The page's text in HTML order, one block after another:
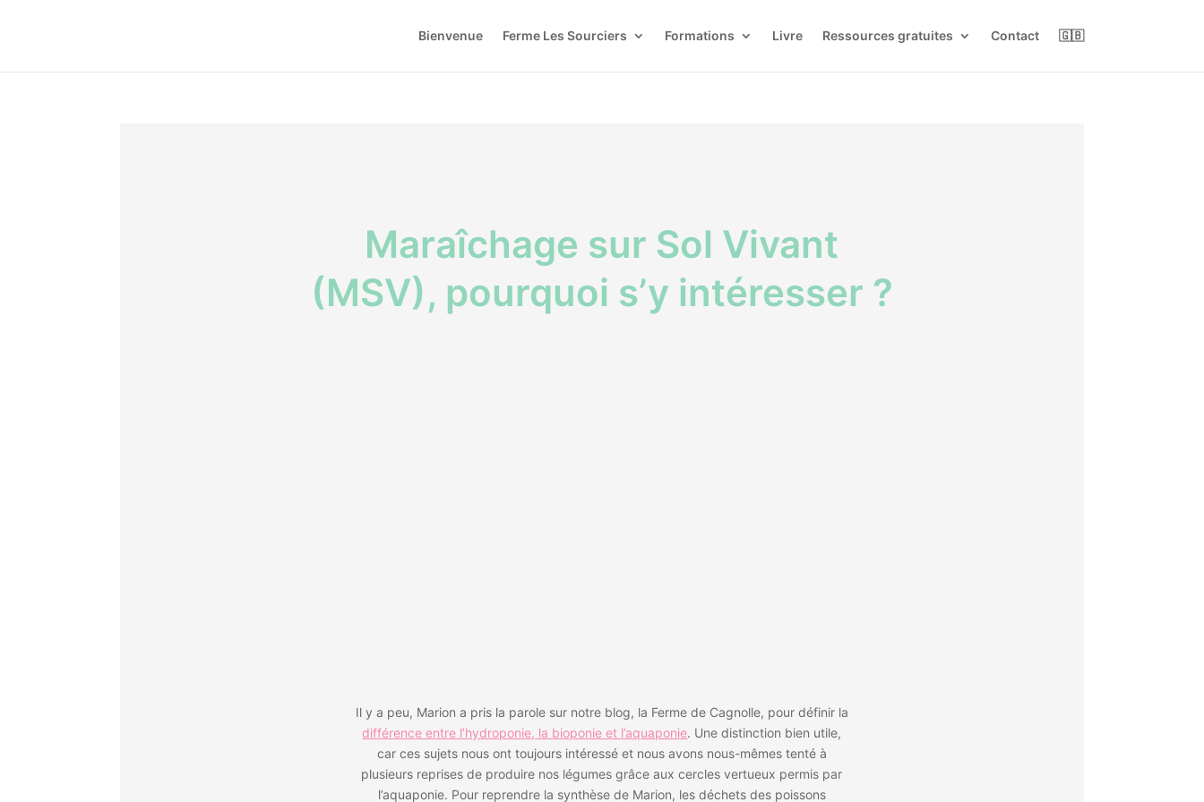
Bienvenue Ferme Les Sourciers Formations Livre Ressources gratuites Contact 🇬🇧
Maraîchage sur Sol Vivant
(MSV), pourquoi s’y intéresser ?
Il y a peu, Marion a pris la parole sur notre blog, la Ferme de Cagnolle, pour définir la
différence entre l’hydroponie, la bioponie et l’aquaponie. Une distinction bien utile,
car ces sujets nous ont toujours intéressé et nous avons nous-mêmes tenté à
plusieurs reprises de produire nos légumes grâce aux cercles vertueux permis par
l’aquaponie. Pour reprendre la synthèse de Marion, les déchets des poissons